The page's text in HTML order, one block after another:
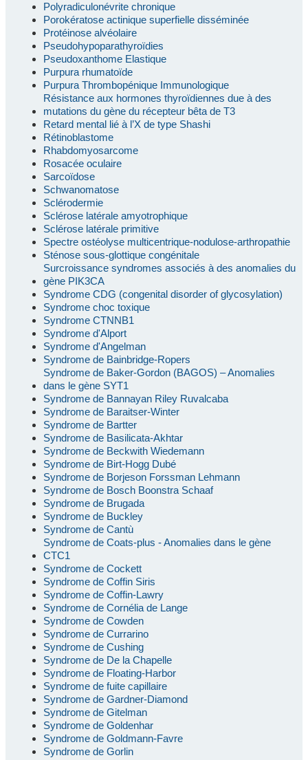
Polyradiculonévrite chronique
Porokératose actinique superfielle disséminée
Protéinose alvéolaire
Pseudohypoparathyroïdies
Pseudoxanthome Elastique
Purpura rhumatoïde
Purpura Thrombopénique Immunologique
Résistance aux hormones thyroïdiennes due à des
mutations du gène du récepteur bêta de T3
Retard mental lié à l’X de type Shashi
Rétinoblastome
Rhabdomyosarcome
Rosacée oculaire
Sarcoïdose
Schwanomatose
Sclérodermie
Sclérose latérale amyotrophique
Sclérose latérale primitive
Spectre ostéolyse multicentrique-nodulose-arthropathie
Sténose sous-glottique congénitale
Surcroissance syndromes associés à des anomalies du
gène PIK3CA
Syndrome CDG (congenital disorder of glycosylation)
Syndrome choc toxique
Syndrome CTNNB1
Syndrome d'Alport
Syndrome d'Angelman
Syndrome de Bainbridge-Ropers
Syndrome de Baker-Gordon (BAGOS) – Anomalies
dans le gène SYT1
Syndrome de Bannayan Riley Ruvalcaba
Syndrome de Baraitser-Winter
Syndrome de Bartter
Syndrome de Basilicata-Akhtar
Syndrome de Beckwith Wiedemann
Syndrome de Birt-Hogg Dubé
Syndrome de Borjeson Forssman Lehmann
Syndrome de Bosch Boonstra Schaaf
Syndrome de Brugada
Syndrome de Buckley
Syndrome de Cantù
Syndrome de Coats-plus - Anomalies dans le gène
CTC1
Syndrome de Cockett
Syndrome de Coffin Siris
Syndrome de Coffin-Lawry
Syndrome de Cornélia de Lange
Syndrome de Cowden
Syndrome de Currarino
Syndrome de Cushing
Syndrome de De la Chapelle
Syndrome de Floating-Harbor
Syndrome de fuite capillaire
Syndrome de Gardner-Diamond
Syndrome de Gitelman
Syndrome de Goldenhar
Syndrome de Goldmann-Favre
Syndrome de Gorlin